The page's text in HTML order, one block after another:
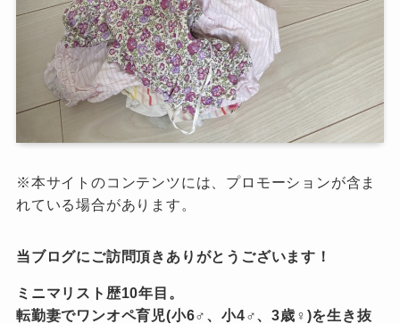
※本サイトのコンテンツには、プロモーションが含ま
れている場合があります。
当ブログにご訪問頂きありがとうございます！
ミニマリスト歴10年目。
転勤妻でワンオペ育児(小6♂、小4♂、3歳♀)を生き抜